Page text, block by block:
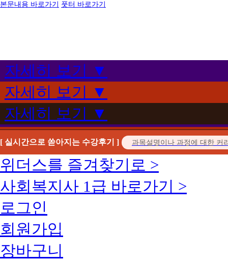
본문내용 바로가기 풋터 바로가기
자세히 보기 ▼
자세히 보기 ▼
자세히 보기 ▼
[ 실시간으로 쏟아지는 수강후기 ]
위더스를 즐겨찾기로 >
사회복지사 1급 바로가기 >
로그인
회원가입
장바구니